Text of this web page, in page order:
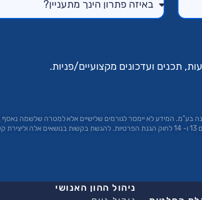
תכנים ועדכונים מקצועיים/פניות.
בע"מ. המידע לא יימסר לגורמים שלישיים אלא למטרה שלשמה
הדין. לנושאי המידע עומדת הזכות לעיין במידע על אודותיהם ולבקש לתקנו ע"פ הקבוע בסעיפים 13 ו- 14 לחוק הגנת
ניהול ההון האנושי